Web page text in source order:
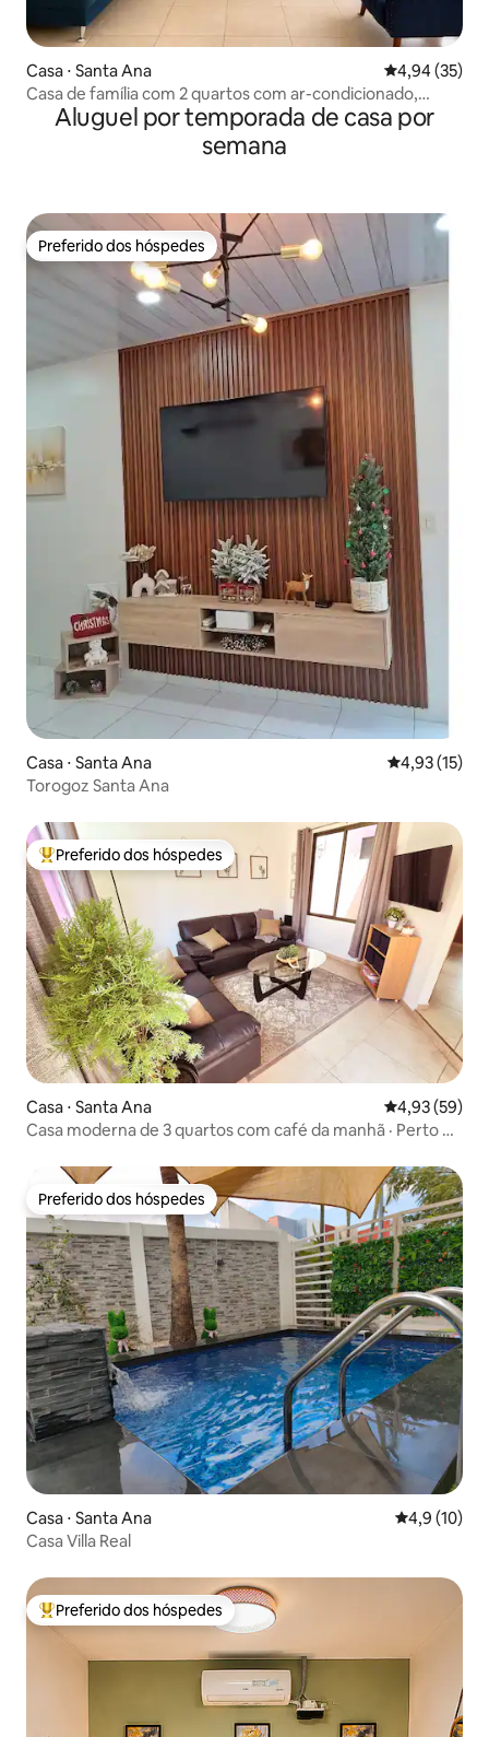
Casa ⋅ Santa Ana 4,94 de uma
4,94 (35)
Casa de família com 2 quartos com ar-condicionado,
privativa e com estacionamento
Aluguel por temporada de casa por
semana
Preferido dos hóspedes
Preferido dos hóspedes
Casa ⋅ Santa Ana 4,93 de uma
4,93 (15)
Torogoz Santa Ana
Entre os melhores preferidos dos hóspedes
Preferido dos hóspedes
Casa ⋅ Santa Ana 4,93 de uma
4,93 (59)
Casa moderna de 3 quartos com café da manhã · Perto de
Preferido dos hóspedes
Preferido dos hóspedes
Casa ⋅ Santa Ana 4,9 de uma
4,9 (10)
Casa Villa Real
Entre os melhores preferidos dos hóspedes
Preferido dos hóspedes